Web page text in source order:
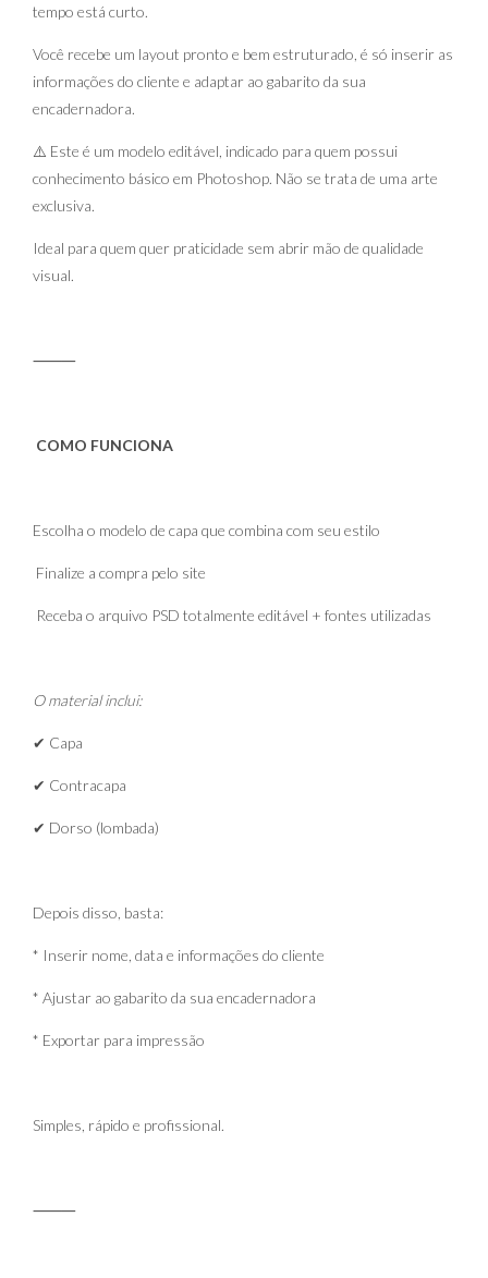
tempo está curto.
Você recebe um layout pronto e bem estruturado, é só inserir as
informações do cliente e adaptar ao gabarito da sua
encadernadora.
⚠️ Este é um modelo editável, indicado para quem possui
conhecimento básico em Photoshop. Não se trata de uma arte
exclusiva.
Ideal para quem quer praticidade sem abrir mão de qualidade
visual.
⸻
COMO FUNCIONA
Escolha o modelo de capa que combina com seu estilo
Finalize a compra pelo site
Receba o arquivo PSD totalmente editável + fontes utilizadas
O material inclui:
✔ Capa
✔ Contracapa
✔ Dorso (lombada)
Depois disso, basta:
* Inserir nome, data e informações do cliente
* Ajustar ao gabarito da sua encadernadora
* Exportar para impressão
Simples, rápido e profissional.
⸻